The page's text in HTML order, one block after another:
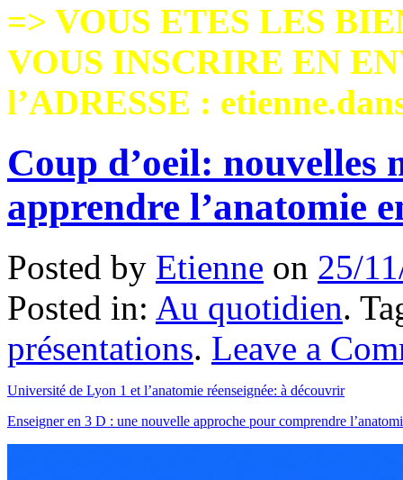
=> VOUS ETES LES
VOUS INSCRIRE EN
l’ADRESSE :
Coup d’oeil: nouvelles
apprendre l’anatomie
Posted by Etienne on 25/
Posted in: Au quotidien.
présentations. Leave a
Université de Lyon 1 et l’anatomie réenseignée: à découvrir
Enseigner en 3 D : une nouvelle approche pour comprendre